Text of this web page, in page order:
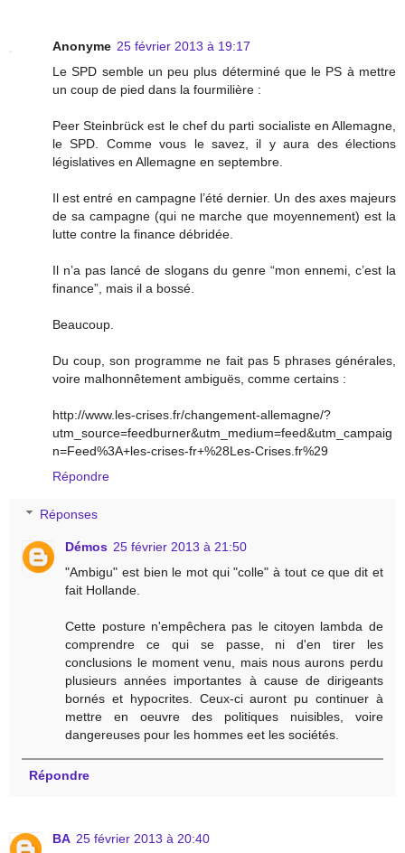
Anonyme 25 février 2013 à 19:17
Le SPD semble un peu plus déterminé que le PS à mettre
un coup de pied dans la fourmilière :
Peer Steinbrück est le chef du parti socialiste en Allemagne,
le SPD. Comme vous le savez, il y aura des élections
législatives en Allemagne en septembre.
Il est entré en campagne l’été dernier. Un des axes majeurs
de sa campagne (qui ne marche que moyennement) est la
lutte contre la finance débridée.
Il n’a pas lancé de slogans du genre “mon ennemi, c’est la
finance”, mais il a bossé.
Beaucoup.
Du coup, son programme ne fait pas 5 phrases générales,
voire malhonnêtement ambiguës, comme certains :
http://www.les-crises.fr/changement-allemagne/?
utm_source=feedburner&utm_medium=feed&utm_campaig
n=Feed%3A+les-crises-fr+%28Les-Crises.fr%29
Répondre
Réponses
Démos 25 février 2013 à 21:50
"Ambigu" est bien le mot qui "colle" à tout ce que dit et
fait Hollande.
Cette posture n'empêchera pas le citoyen lambda de
comprendre ce qui se passe, ni d'en tirer les
conclusions le moment venu, mais nous aurons perdu
plusieurs années importantes à cause de dirigeants
bornés et hypocrites. Ceux-ci auront pu continuer à
mettre en oeuvre des politiques nuisibles, voire
dangereuses pour les hommes eet les sociétés.
Répondre
BA 25 février 2013 à 20:40